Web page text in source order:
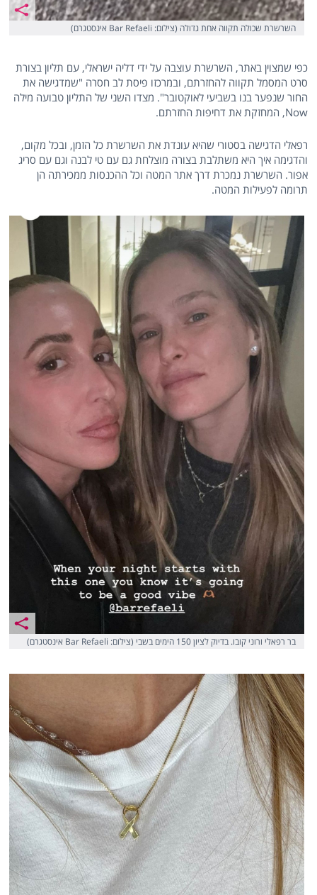
השרשרת שכולה תקווה אחת גדולה (צילום: Bar Refaeli אינסטגרם)
כפי שמצוין באתר, השרשרת עוצבה על ידי דליה ישראלי, עם תליון בצורת
סרט המסמל תקווה להחזרתם, ובמרכזו פיסת לב חסרה "שמדגישה את
החור שנפער בנו בשביעי לאוקטובר". מצדו השני של התליון טבועה מילה
Now, המחזקת את דחיפות החזרתם.
רפאלי הדגישה בסטורי שהיא עונדת את השרשרת כל הזמן, ובכל מקום,
והדגימה איך היא משתלבת בצורה מוצלחת גם עם טי לבנה וגם עם סריג
אפור. השרשרת נמכרת דרך אתר המטה וכל ההכנסות ממכירתה הן
תרומה לפעילות המטה.
בר רפאלי ורוני קובו. בדיוק לציון 150 הימים בשבי (צילום: Bar Refaeli אינסטגרם)